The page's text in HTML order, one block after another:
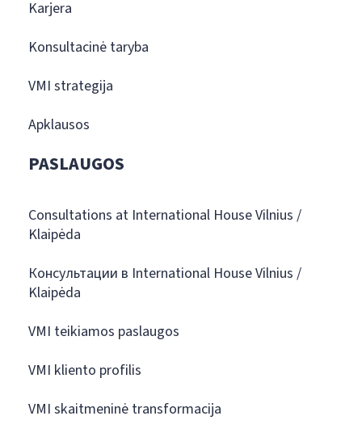
Karjera
Konsultacinė taryba
VMI strategija
Apklausos
PASLAUGOS
Consultations at International House Vilnius /
Klaipėda
Консультации в International House Vilnius /
Klaipėda
VMI teikiamos paslaugos
VMI kliento profilis
VMI skaitmeninė transformacija